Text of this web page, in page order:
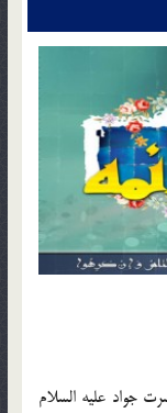
جواد عليه السلام